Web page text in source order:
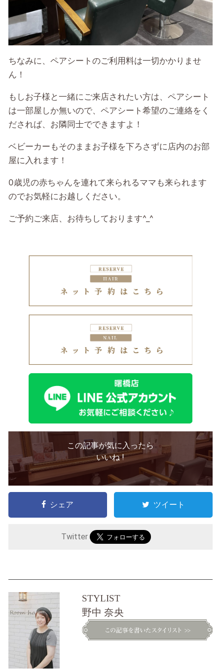
ちなみに、ペアシートのご利用料は一切かかりませ
ん！
もしお子様と一緒にご来店されたい方は、ペアシート
は一部屋しか無いので、ペアシート希望のご連絡をく
だされば、お隣同士でできますよ！
ベビーカーもそのままお子様を下ろさずに店内のお部
屋に入れます！
0歳児の赤ちゃんを連れて来られるママも来られます
のでお気軽にお越しください。
ご予約ご来店、お待ちしております^_^
この記事が気に入ったら
いいね !
シェア ツイート
Twitter
STYLIST
野中 奈央